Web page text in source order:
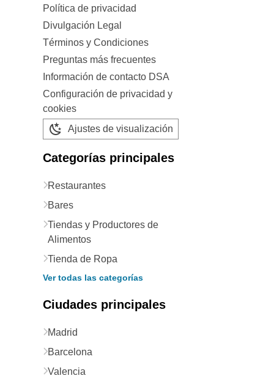
Política de privacidad
Divulgación Legal
Términos y Condiciones
Preguntas más frecuentes
Información de contacto DSA
Configuración de privacidad y
cookies
Ajustes de visualización
Categorías principales
Restaurantes
Bares
Tiendas y Productores de
Alimentos
Tienda de Ropa
Ver todas las categorías
Ciudades principales
Madrid
Barcelona
Valencia